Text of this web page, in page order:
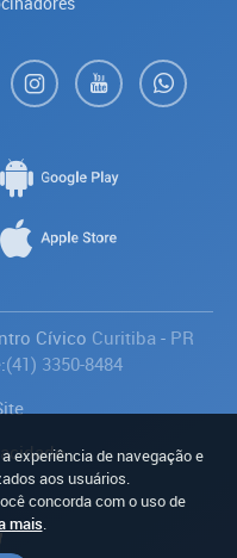
Cívico Curitiba - PR
(41) 3350-8484
experiência de navegação e
aos usuários.
concorda com o uso de
mais.